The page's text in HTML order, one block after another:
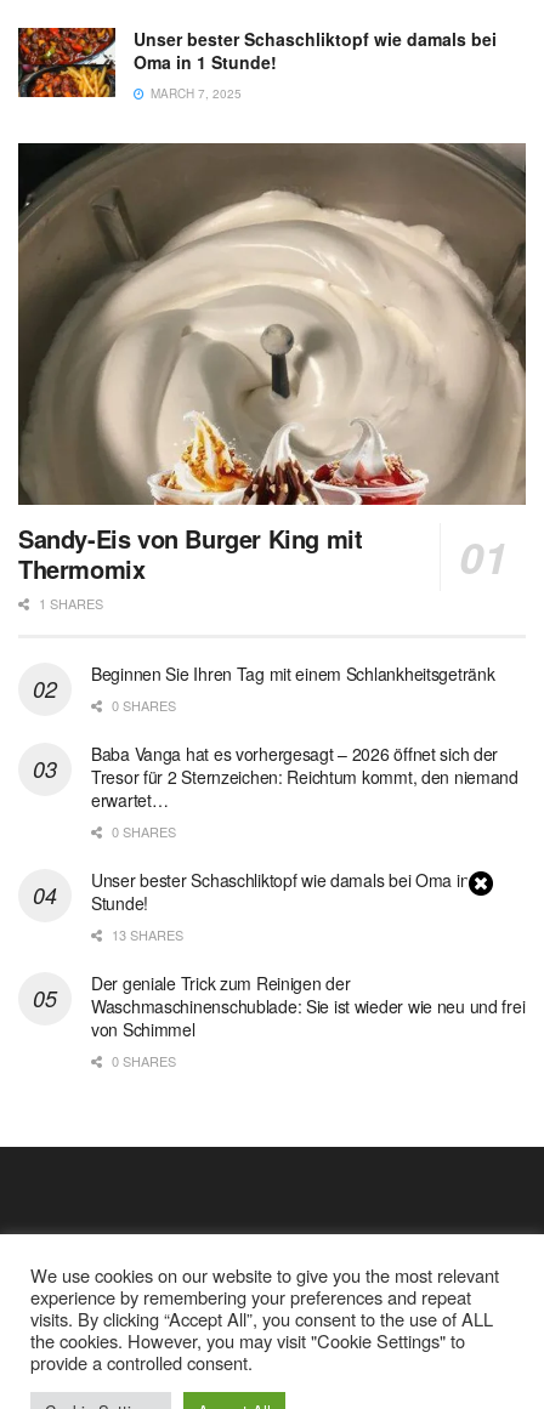
Unser bester Schaschliktopf wie damals bei
Oma in 1 Stunde!
MARCH 7, 2025
Sandy-Eis von Burger King mit
Thermomix
1 SHARES
Beginnen Sie Ihren Tag mit einem Schlankheitsgetränk
0 SHARES
Baba Vanga hat es vorhergesagt – 2026 öffnet sich der
Tresor für 2 Sternzeichen: Reichtum kommt, den niemand
erwartet…
0 SHARES
Unser bester Schaschliktopf wie damals bei Oma in 1
Stunde!
13 SHARES
Der geniale Trick zum Reinigen der
Waschmaschinenschublade: Sie ist wieder wie neu und frei
von Schimmel
0 SHARES
Cookie Policy
Datenschutz
Google Analytics und Cookie Dateien
We use cookies on our website to give you the most relevant
experience by remembering your preferences and repeat
visits. By clicking “Accept All”, you consent to the use of ALL
the cookies. However, you may visit "Cookie Settings" to
provide a controlled consent.